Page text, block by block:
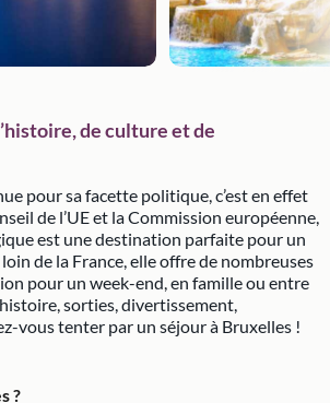
de culture et de
pour sa facette politique, c’est en effet
de l’UE et la Commission européenne,
est une destination parfaite pour un
de la France, elle offre de nombreuses
pour un week-end, en famille ou entre
sorties, divertissement,
vous tenter par un séjour à Bruxelles !
?